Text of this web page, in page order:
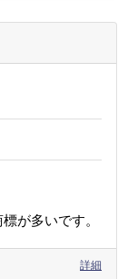
が多いです。
詳細